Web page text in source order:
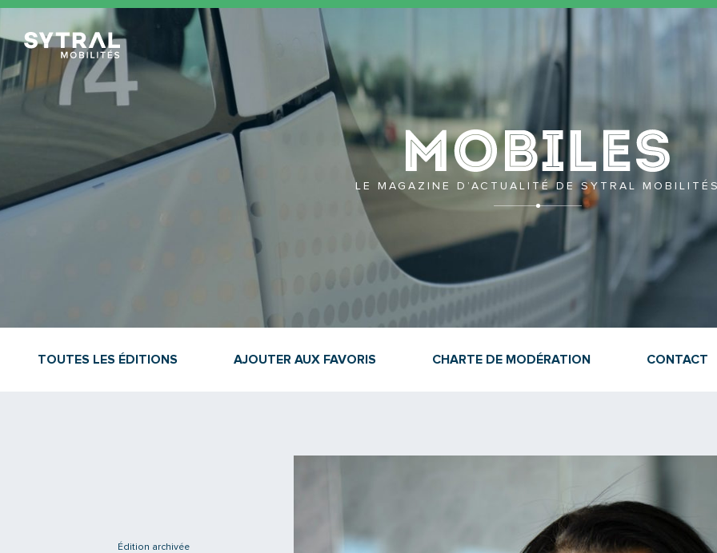
TCL Sytral
LE MAGAZINE D’ACTUALITÉ DE SYTRAL MOBILITÉS
TOUTES LES ÉDITIONS AJOUTER AUX FAVORIS CHARTE DE MODÉRATION CONTACT
Édition archivée